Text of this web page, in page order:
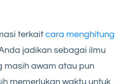
terkait cara menghitung
jadikan sebagai ilmu
masih awam atau pun
memerlukan waktu untuk